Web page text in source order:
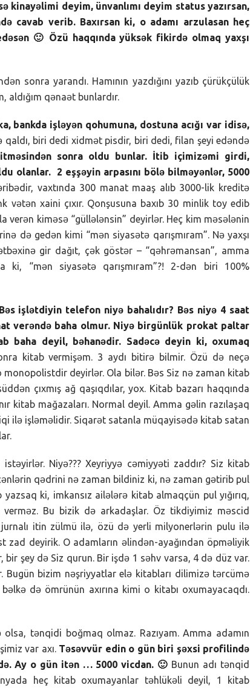
kinayəlimi deyim, ünvanlımı deyim status yazırsan,
cavab verib. Baxırsan ki, o adamı arzulasan heç
🙂 Özü haqqında yüksək fikirdə olmaq yaxşı
sonra yarandı. Hamının yazdığını yazıb çürükçülük
qənaət bunlardır.
bankda işləyən qohumuna, dostuna acığı var idisə,
biri dedi xidmət pisdir, biri dedi, filan şeyi edəndə
sonra oldu bunlar. İtib içimizəmi girdi,
olanlar. 2 eşşəyin arpasını bölə bilməyənlər, 5000
vaxtında 300 manat maaş alıb 3000-lik kreditə
xaini çıxır. Qonşusuna baxıb 30 minlik toy edib
kiməsə “güllələnsin” deyirlər. Heç kim məsələnin
də gedən kimi “mən siyasətə qarışmıram”. Nə yaxşı
gir dağıt, çək göstər – “qəhrəmansan”, amma
ki, “mən siyasətə qarışmıram”?! 2-dən biri 100%
işlətdiyin telefon niyə bahalıdır? Bəs niyə 4 saat
verəndə baha olmur. Niyə birgünlük prokat paltar
baha deyil, bəhanədir. Sadəcə deyin ki, oxumaq
kitab vermişəm. 3 aydı bitirə bilmir. Özü də neçə
deyirlər. Ola bilər. Bəs Siz nə zaman kitab
çıxmış ağ qaşıqdılar, yox. Kitab bazarı haqqında
kitab mağazaları. Normal deyil. Amma gəlin razılaşaq
ilə işləməlidir. Siqarət satanla müqayisədə kitab satan
Niyə??? Xeyriyyə cəmiyyəti zaddır? Siz kitab
qədrini nə zaman bildiniz ki, nə zaman gətirib pul
ki, imkansız ailələrə kitab almaqçün pul yığırıq,
Bu bizik də arkadaşlar. Öz tikdiyimiz məscid
itin zülmü ilə, özü də yerli milyonerlərin pulu ilə
zad deyirik. O adamların əlindən-ayağından öpməliyik
bir şey də Siz qurun. Bir işdə 1 səhv varsa, 4 də düz var.
Bugün bizim nəşriyyatlar elə kitabları dilimizə tərcümə
də ömrünün axırına kimi o kitabı oxumayacaqdı.
tənqidi boğmaq olmaz. Razıyam. Amma adamın
var axı. Təsəvvür edin o gün biri şəxsi profilində
Ay o gün itən … 5000 vicdan. 🙂 Bunun adı tənqid
heç kitab oxumayanlar təhlükəli deyil, 1 kitab